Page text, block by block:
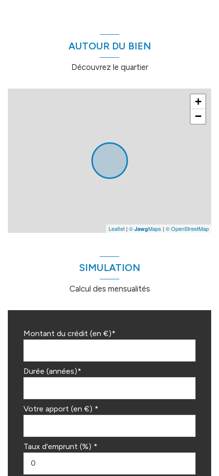
AUTOUR DU BIEN
Découvrez le quartier
+
−
Leaflet | © JawgMaps | © OpenStreetMap
SIMULATION
Calcul des mensualités
Montant du crédit (en €)*
Durée (années)*
Votre apport (en €) *
Taux d'emprunt (%) *